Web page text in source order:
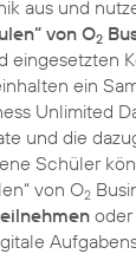
aus und
von O2
eingesetzten
ein
Unlimited
und die
Schüler
von O2